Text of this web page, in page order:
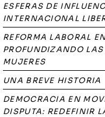
ESFERAS DE
INTERNACIONAL
REFORMA LABORAL
PROFUNDIZANDO
MUJERES
UNA BREVE HISTORIA
DEMOCRACIA EN
DISPUTA: REDEFINIR